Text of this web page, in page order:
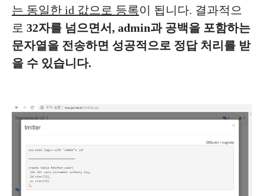
는 동일한 id 값으로 등록이 됩니다. 결과적으
로 32자를 넘으면서, admin과 공백을 포함하는
문자열을 전송하면 성공적으로 정답 처리를 받
을 수 있습니다.